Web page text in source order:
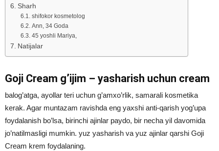
Sharh
shifokor kosmetolog
Ann, 34 Goda
45 yoshli Mariya,
Natijalar
Goji Cream g’ijim – yasharish uchun cream
balog’atga, ayollar teri uchun g’amxo’rlik, samarali kosmetika
kerak. Agar muntazam ravishda eng yaxshi anti-qarish yog’upa
foydalanish bo’lsa, birinchi ajinlar paydo, bir necha yil davomida
jo’natilmasligi mumkin. yuz yasharish va yuz ajinlar qarshi Goji
Cream krem ​​foydalaning.